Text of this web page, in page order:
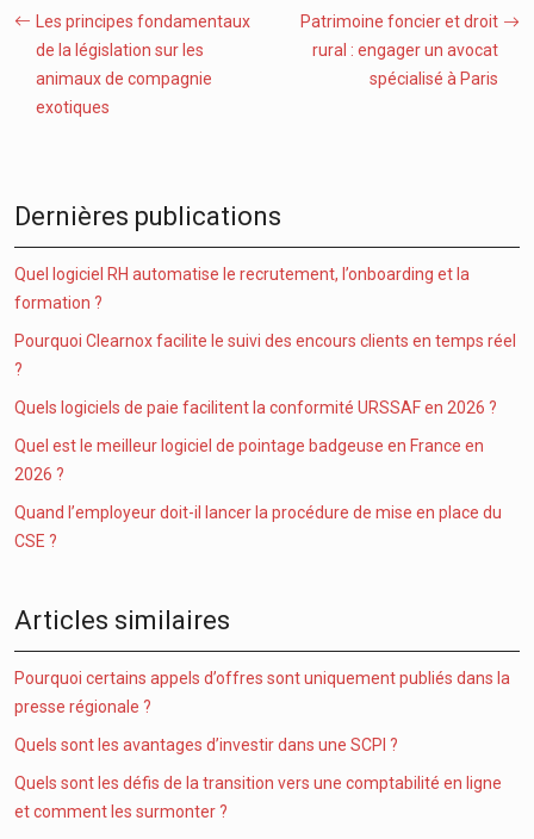
Les principes fondamentaux
de la législation sur les
animaux de compagnie
exotiques
Patrimoine foncier et droit
rural : engager un avocat
spécialisé à Paris
Dernières publications
Quel logiciel RH automatise le recrutement, l’onboarding et la
formation ?
Pourquoi Clearnox facilite le suivi des encours clients en temps réel
?
Quels logiciels de paie facilitent la conformité URSSAF en 2026 ?
Quel est le meilleur logiciel de pointage badgeuse en France en
2026 ?
Quand l’employeur doit-il lancer la procédure de mise en place du
CSE ?
Articles similaires
Pourquoi certains appels d’offres sont uniquement publiés dans la
presse régionale ?
Quels sont les avantages d’investir dans une SCPI ?
Quels sont les défis de la transition vers une comptabilité en ligne
et comment les surmonter ?